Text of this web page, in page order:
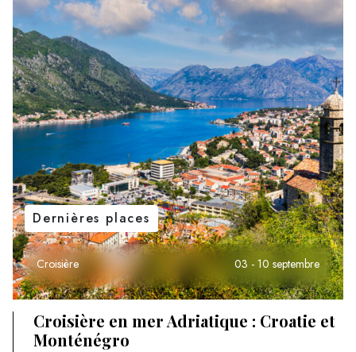
Dernières places
Croisière 03 - 10 septembre
Croisière en mer Adriatique : Croatie et
Monténégro